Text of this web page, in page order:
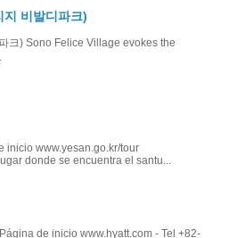
비발디파크)
크) Sono Felice Village evokes the
inicio www.yesan.go.kr/tour
donde se encuentra el santu...
de inicio www.hyatt.com - Tel +82-